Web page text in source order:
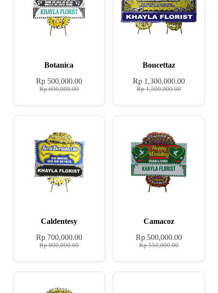
Botanica
Rp600,000.00
Rp500,000.00
Boucettaz
Rp1,500,000.00
Rp 1,300,000.00
Caldentesy
Rp800,000.00
Rp700,000.00
Camacoz
Rp550,000.00
Rp 500,000.00